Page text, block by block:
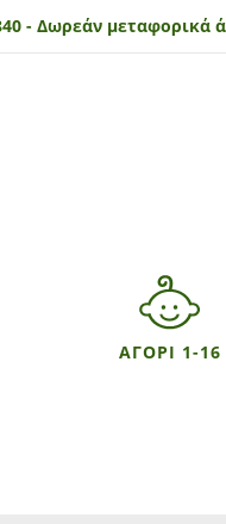
- Δωρεάν μεταφορικά
ΑΓΟΡΙ 1-16